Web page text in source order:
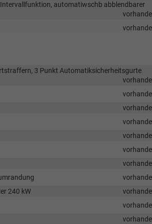
automatiwschb abblendbarer
3 Punkt Automatiksicherheitsgurte
240 kW